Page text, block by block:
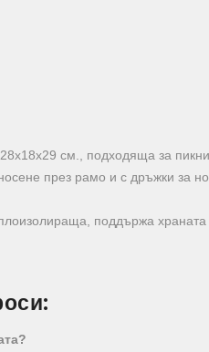
см., подходяща за
през рамо и с дръжки за
поддържа храната